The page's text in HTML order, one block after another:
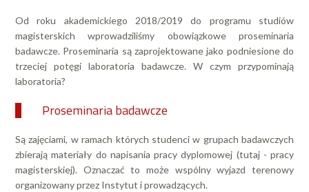
Od roku akademickiego 2018/2019 do programu studiów
magisterskich wprowadziliśmy obowiązkowe proseminaria
badawcze. Proseminaria są zaprojektowane jako podniesione do
trzeciej potęgi laboratoria badawcze. W czym przypominają
laboratoria?
Proseminaria badawcze
Są zajęciami, w ramach których studenci w grupach badawczych
zbierają materiały do napisania pracy dyplomowej (tutaj - pracy
magisterskiej). Oznaczać to może wspólny wyjazd terenowy
organizowany przez Instytut i prowadzących.